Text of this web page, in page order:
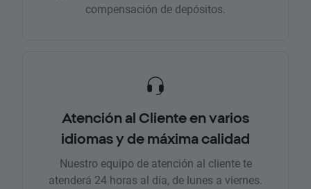
compensación de depósitos.
Atención al Cliente en varios
idiomas y de máxima calidad
Nuestro equipo de atención al cliente te
atenderá 24 horas al día, de lunes a viernes.